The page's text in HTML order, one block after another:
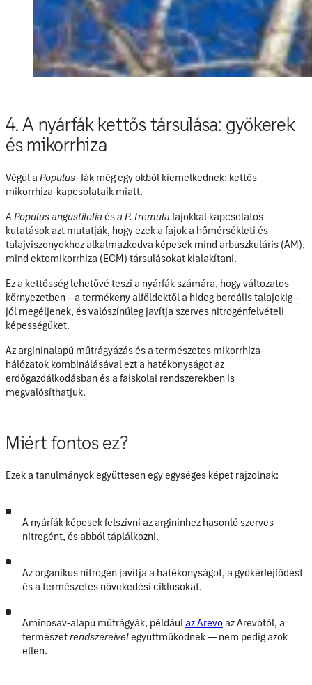
4. A nyárfák kettős társulása: gyökerek
és mikorrhiza
Végül a Populus-fák még egy okból kiemelkednek: kettős
mikorrhiza-kapcsolataik miatt.
A Populus angustifolia ésa P. tremula fajokkal kapcsolatos
kutatások azt mutatják, hogy ezek a fajok a hőmérsékleti és
talajviszonyokhoz alkalmazkodva képesek mind arbuszkuláris (AM),
mind ektomikorrhiza (ECM) társulásokat kialakítani.
Ez a kettősség lehetővé teszi a nyárfák számára, hogy változatos
környezetben – a termékeny alföldektől a hideg boreális talajokig –
jól megéljenek, és valószínűleg javítja szerves nitrogénfelvételi
képességüket.
Az argininalapú műtrágyázás és a természetes mikorrhiza-
hálózatok kombinálásával ezt a hatékonyságot az
erdőgazdálkodásban és a faiskolai rendszerekben is
megvalósíthatjuk.
Miért fontos ez?
Ezek a tanulmányok együttesen egy egységes képet rajzolnak:
A nyárfák képesek felszívni az argininhez hasonló szerves
nitrogént, és abból táplálkozni.
Az organikus nitrogén javítja a hatékonyságot, a gyökérfejlődést
és a természetes növekedési ciklusokat.
Aminosav-alapú műtrágyák, példáulaz Arevoaz Arevótól, a
természetrendszereivelegyüttműködnek — nem pedig azok
ellen.